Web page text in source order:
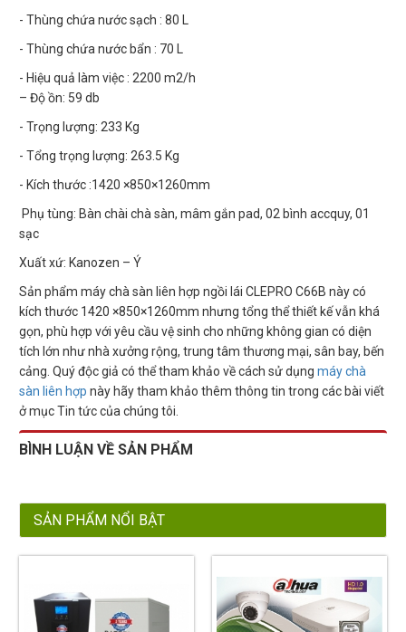
- Thùng chứa nước sạch : 80 L
- Thùng chứa nước bẩn : 70 L
- Hiệu quả làm việc : 2200 m2/h
– Độ ồn: 59 db
- Trọng lượng: 233 Kg
- Tổng trọng lượng: 263.5 Kg
- Kích thước :1420 ×850×1260mm
Phụ tùng: Bàn chài chà sàn, mâm gắn pad, 02 bình accquy, 01
sạc
Xuất xứ: Kanozen – Ý
Sản phẩm máy chà sàn liên hợp ngồi lái CLEPRO C66B này có
kích thước 1420 ×850×1260mm nhưng tổng thể thiết kế vẫn khá
gọn, phù hợp với yêu cầu vệ sinh cho những không gian có diện
tích lớn như nhà xưởng rộng, trung tâm thương mại, sân bay, bến
cảng. Quý độc giả có thể tham khảo về cách sử dụngmáy chà
sàn liên hợp này hãy tham khảo thêm thông tin trong các bài viết
ở mục Tin tức của chúng tôi.
BÌNH LUẬN VỀ SẢN PHẨM
SẢN PHẨM NỔI BẬT